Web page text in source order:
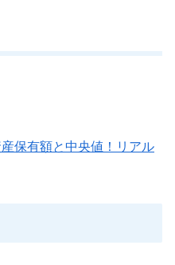
保有額と中央値！リアル